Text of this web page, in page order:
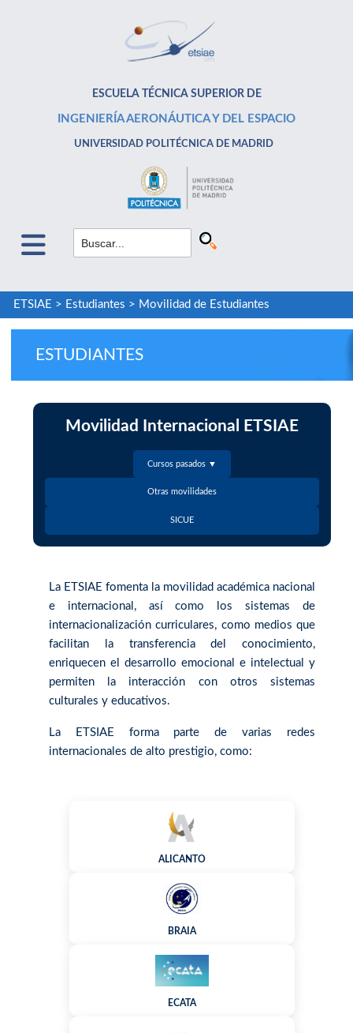
ESCUELA TÉCNICA SUPERIOR DE
INGENIERÍA AERONÁUTICA Y DEL ESPACIO
UNIVERSIDAD POLITÉCNICA DE MADRID
ETSIAE > Estudiantes > Movilidad de Estudiantes
ESTUDIANTES
Movilidad Internacional ETSIAE
Cursos pasados ▼
Otras movilidades
SICUE
La ETSIAE fomenta la movilidad académica nacional
e internacional, así como los sistemas de
internacionalización curriculares, como medios que
facilitan la transferencia del conocimiento,
enriquecen el desarrollo emocional e intelectual y
permiten la interacción con otros sistemas
culturales y educativos.
La ETSIAE forma parte de varias redes
internacionales de alto prestigio, como:
ALICANTO
BRAIA
ECATA